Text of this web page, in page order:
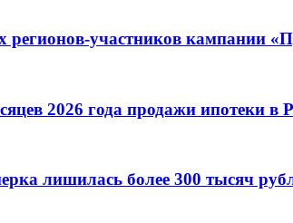
регионов-участников кампании
2026 года продажи ипотеки в
лишилась более 300 тысяч